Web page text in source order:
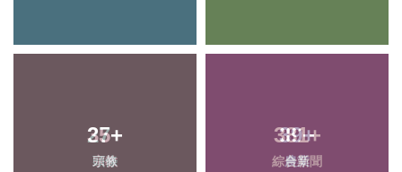
27+
頭條
39+
農業